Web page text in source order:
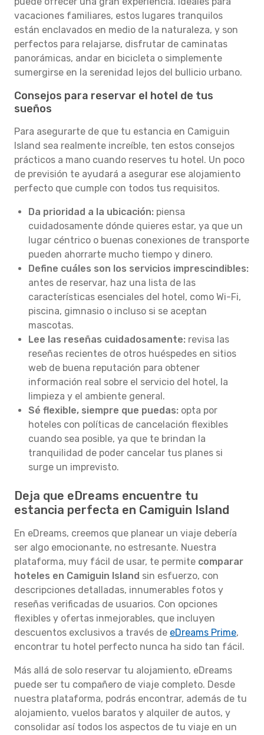
vacaciones familiares, estos lugares tranquilos
están enclavados en medio de la naturaleza, y son
perfectos para relajarse, disfrutar de caminatas
panorámicas, andar en bicicleta o simplemente
sumergirse en la serenidad lejos del bullicio urbano.
Consejos para reservar el hotel de tus
sueños
Para asegurarte de que tu estancia en Camiguin
Island sea realmente increíble, ten estos consejos
prácticos a mano cuando reserves tu hotel. Un poco
de previsión te ayudará a asegurar ese alojamiento
perfecto que cumple con todos tus requisitos.
Da prioridad a la ubicación: piensa
cuidadosamente dónde quieres estar, ya que un
lugar céntrico o buenas conexiones de transporte
pueden ahorrarte mucho tiempo y dinero.
Define cuáles son los servicios imprescindibles:
antes de reservar, haz una lista de las
características esenciales del hotel, como Wi-Fi,
piscina, gimnasio o incluso si se aceptan
mascotas.
Lee las reseñas cuidadosamente: revisa las
reseñas recientes de otros huéspedes en sitios
web de buena reputación para obtener
información real sobre el servicio del hotel, la
limpieza y el ambiente general.
Sé flexible, siempre que puedas: opta por
hoteles con políticas de cancelación flexibles
cuando sea posible, ya que te brindan la
tranquilidad de poder cancelar tus planes si
surge un imprevisto.
Deja que eDreams encuentre tu
estancia perfecta en Camiguin Island
En eDreams, creemos que planear un viaje debería
ser algo emocionante, no estresante. Nuestra
plataforma, muy fácil de usar, te permite comparar
hoteles en Camiguin Island sin esfuerzo, con
descripciones detalladas, innumerables fotos y
reseñas verificadas de usuarios. Con opciones
flexibles y ofertas inmejorables, que incluyen
descuentos exclusivos a través de eDreams Prime,
encontrar tu hotel perfecto nunca ha sido tan fácil.
Más allá de solo reservar tu alojamiento, eDreams
puede ser tu compañero de viaje completo. Desde
nuestra plataforma, podrás encontrar, además de tu
alojamiento, vuelos baratos y alquiler de autos, y
consolidar así todos los aspectos de tu viaje en un